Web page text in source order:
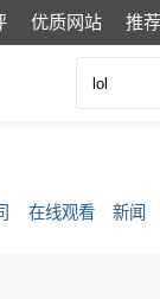
优质网站 推
在线观看 新闻